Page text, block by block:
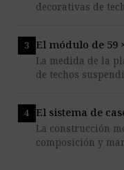
decorativas de
El módulo de 59
La medida de la
de techos
El sistema de
La construcción
composición y